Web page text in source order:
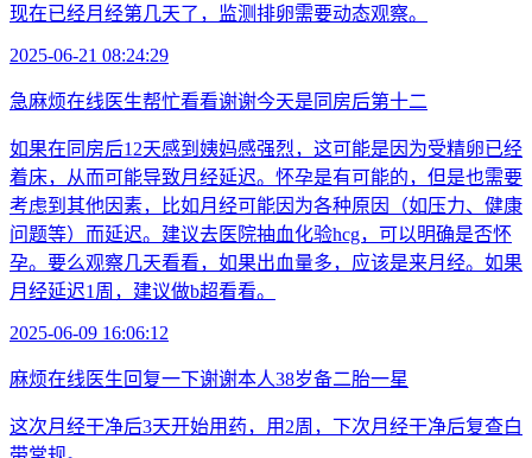
现在已经月经第几天了，监测排卵需要动态观察。
2025-06-21 08:24:29
急麻烦在线医生帮忙看看谢谢今天是同房后第十二
如果在同房后12天感到姨妈感强烈，这可能是因为受精卵已经
着床，从而可能导致月经延迟。怀孕是有可能的，但是也需要
考虑到其他因素，比如月经可能因为各种原因（如压力、健康
问题等）而延迟。建议去医院抽血化验hcg，可以明确是否怀
孕。要么观察几天看看，如果出血量多，应该是来月经。如果
月经延迟1周，建议做b超看看。
2025-06-09 16:06:12
麻烦在线医生回复一下谢谢本人38岁备二胎一星
这次月经干净后3天开始用药，用2周，下次月经干净后复查白